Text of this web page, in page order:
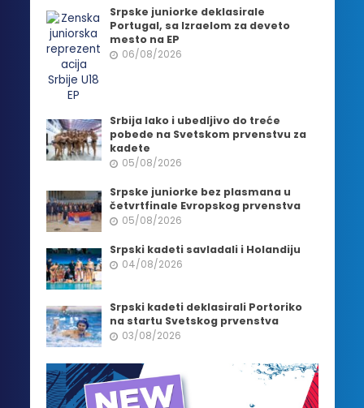
Srpske juniorke deklasirale
Portugal, sa Izraelom za deveto
mesto na EP
06/08/2026
Srbija lako i ubedljivo do treće
pobede na Svetskom prvenstvu za
kadete
05/08/2026
Srpske juniorke bez plasmana u
četvrtfinale Evropskog prvenstva
05/08/2026
Srpski kadeti savladali i Holandiju
04/08/2026
Srpski kadeti deklasirali Portoriko
na startu Svetskog prvenstva
03/08/2026